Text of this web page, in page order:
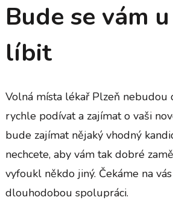
Bude se vám
líbit
Volná místa lékař Plzeň nebudou
rychle podívat a zajímat o vaši
bude zajímat nějaký vhodný
nechcete, aby vám tak dobré
vyfoukl někdo jiný. Čekáme na
dlouhodobou spolupráci.